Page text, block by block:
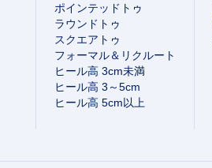
ポインテッドトゥ
ラウンドトゥ
スクエアトゥ
フォーマル＆リクルート
ヒール高 3cm未満
ヒール高 3～5cm
ヒール高 5cm以上